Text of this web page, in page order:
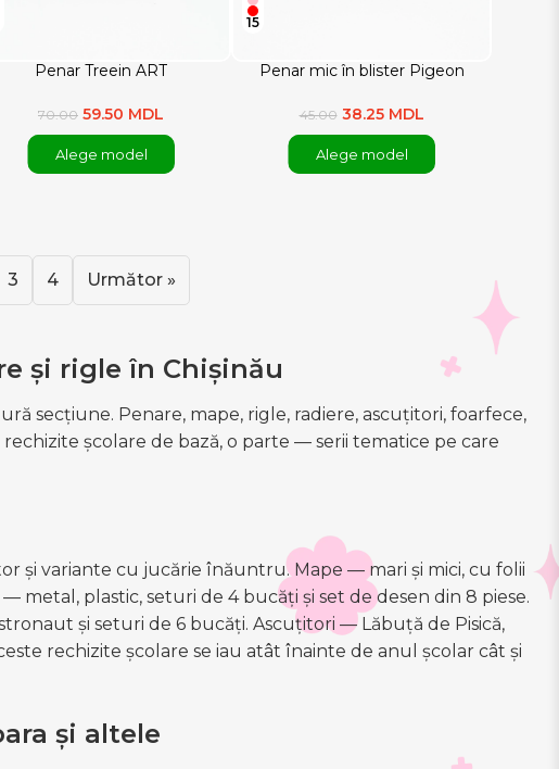
Penar Treein ART
70.00 59.50 MDL
Alege model
Penar mic în blister Pigeon
15
45.00 38.25 MDL
Alege model
3 4 Următor »
și rigle în Chișinău
secțiune. Penare, mape, rigle, radiere, ascuțitori, foarfece,
școlare de bază, o parte — serii tematice pe care
și variante cu jucărie înăuntru. Mape — mari și mici, cu folii
metal, plastic, seturi de 4 bucăți și set de desen din 8 piese.
și seturi de 6 bucăți. Ascuțitori — Lăbuță de Pisică,
rechizite școlare se iau atât înainte de anul școlar cât și
și altele